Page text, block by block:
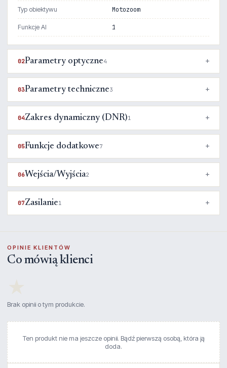
Typ obiektywu Motozoom
Funkcje AI 1
02Parametry optyczne4
03Parametry techniczne3
04Zakres dynamiczny (DNR)1
05Funkcje dodatkowe7
06Wejścia/Wyjścia2
07Zasilanie1
OPINIE KLIENTÓW
Co mówią klienci
Brak opinii o tym produkcie.
Ten produkt nie ma jeszcze opinii. Bądź pierwszą osobą, która ją
doda.